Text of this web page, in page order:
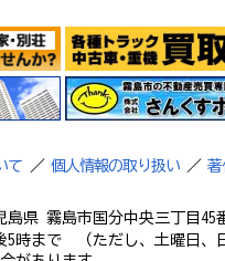
て ／ 個人情報の取り扱い ／ 著
島県 霧島市国分中央三丁目
5時まで （ただし、土曜日、